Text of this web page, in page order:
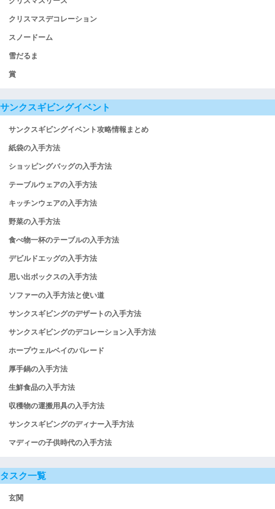
クリスマスデコレーション
スノードーム
雪だるま
賞
サンクスギビングイベント
サンクスギビングイベント攻略情報まとめ
紙袋の入手方法
ショッピングバッグの入手方法
テーブルウェアの入手方法
キッチンウェアの入手方法
野菜の入手方法
食べ物一杯のテーブルの入手方法
デビルドエッグの入手方法
思い出ボックスの入手方法
ソファーの入手方法と使い道
サンクスギビングのデザートの入手方法
サンクスギビングのデコレーション入手方法
ホープウェルベイのパレード
厚手鍋の入手方法
生鮮食品の入手方法
収穫物の運搬用具の入手方法
サンクスギビングのディナー入手方法
マディーの子供時代の入手方法
タスク一覧
玄関